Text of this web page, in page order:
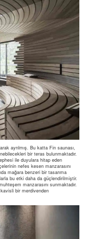
ayrılmış. Bu katta Fin saunası,
bir teras bulunmaktadır.
ile duyulara hitap eden
nefes kesen manzarasını
mağara benzeri bir tasarıma
bu etki daha da güçlendirilmiştir.
manzarasını sunmaktadır.
bir merdivenden